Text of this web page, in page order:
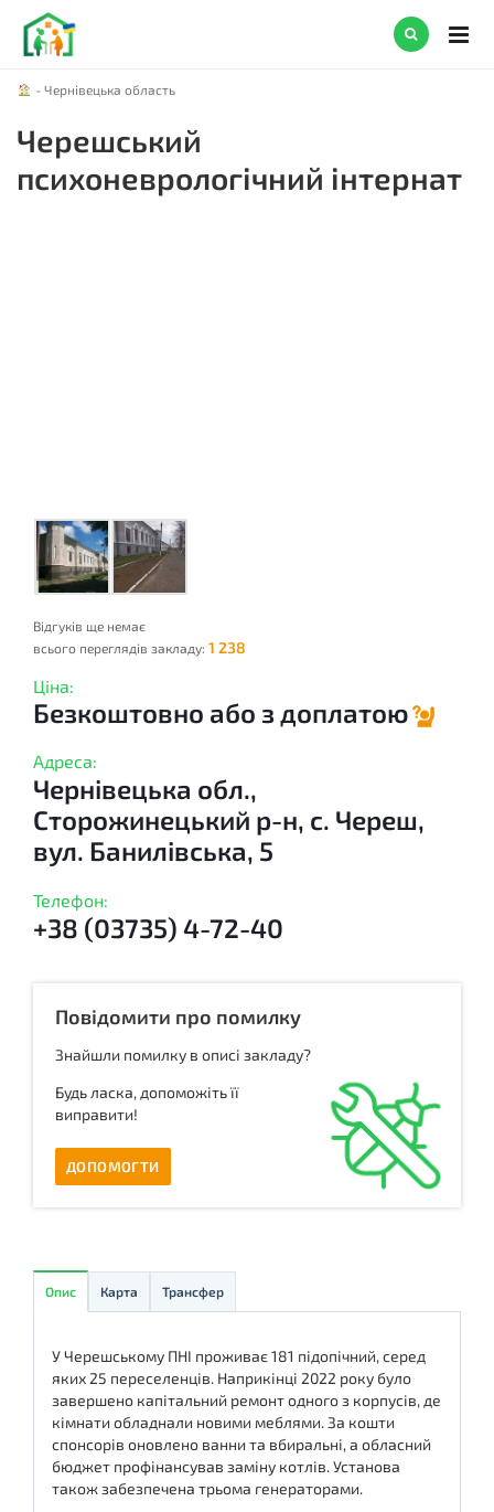
- Чернівецька область
Черешський
психоневрологічний інтернат
Відгуків ще немає
всього переглядів закладу: 1 238
Ціна:
Безкоштовно або з доплатою
Адреса:
Чернівецька обл.,
Сторожинецький р-н, с. Череш,
вул. Банилівська, 5
Телефон:
+38 (03735) 4-72-40
Повідомити про помилку
Знайшли помилку в описі закладу?
Будь ласка, допоможіть її
виправити!
ДОПОМОГТИ
Опис Карта Трансфер
У Черешському ПНІ проживає 181 підопічний, серед
яких 25 переселенців. Наприкінці 2022 року було
завершено капітальний ремонт одного з корпусів, де
кімнати обладнали новими меблями. За кошти
спонсорів оновлено ванни та вбиральні, а обласний
бюджет профінансував заміну котлів. Установа
також забезпечена трьома генераторами.